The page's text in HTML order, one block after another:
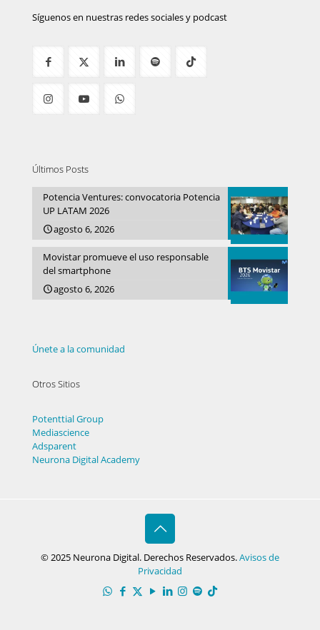
Síguenos en nuestras redes sociales y podcast
Últimos Posts
Potencia Ventures: convocatoria Potencia
UP LATAM 2026
agosto 6, 2026
Movistar promueve el uso responsable
del smartphone
agosto 6, 2026
Únete a la comunidad
Otros Sitios
Potenttial Group
Mediascience
Adsparent
Neurona Digital Academy
© 2025 Neurona Digital. Derechos Reservados.Avisos de
Privacidad